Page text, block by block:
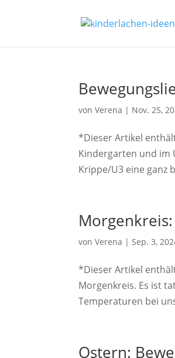
vonVerena | Nov. 25,
*Dieser Artikel
Kindergarten und im
Krippe/U3 eine ganz
vonVerena |Sep. 3,
*Dieser Artikel
Morgenkreis. Es ist
Temperaturen bei
Ostern: